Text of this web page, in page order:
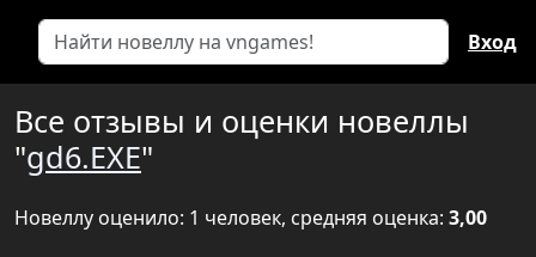
Вход
Все отзывы и оценки новеллы
"gd6.EXE"
Новеллу оценило: 1 человек, средняя оценка: 3,00